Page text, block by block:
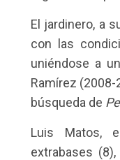
El jardinero, a
con las
uniéndose a
Ramírez
búsqueda de
Luis Matos,
extrabases